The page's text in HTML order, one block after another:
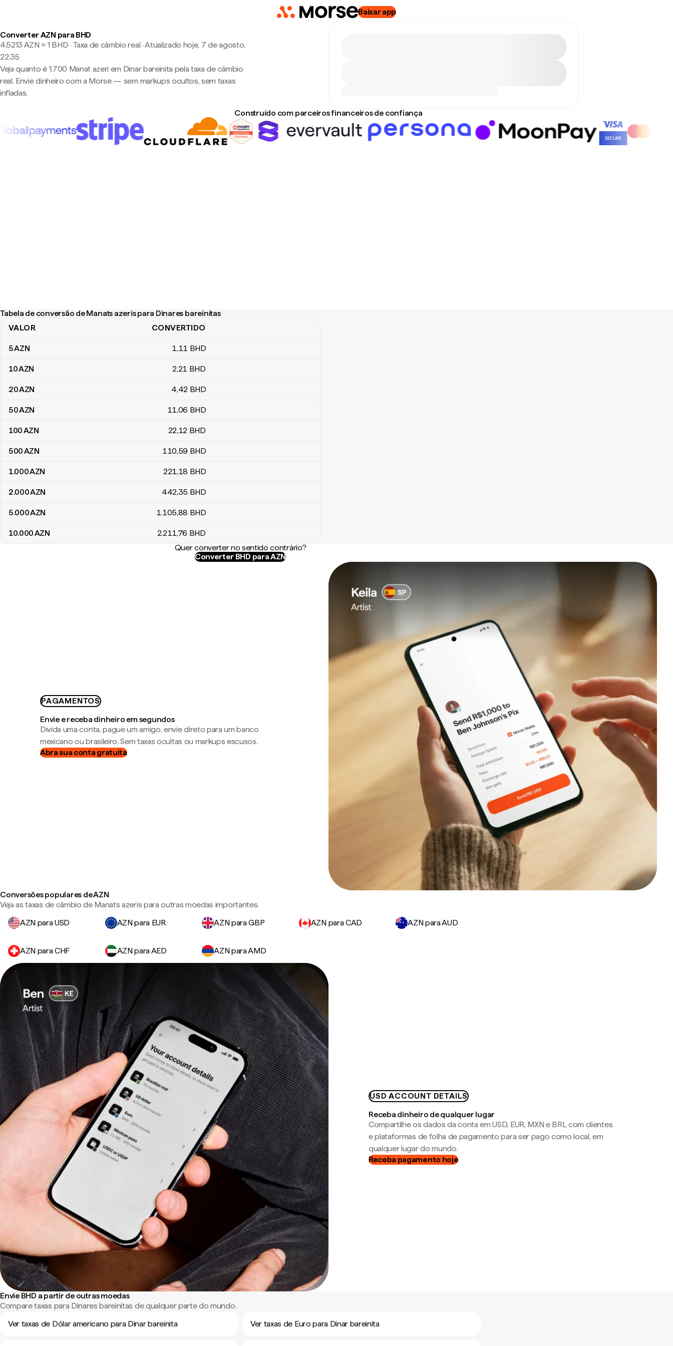
Baixar app
Converter AZN para BHD
4,5213 AZN ≈ 1 BHD · Taxa de câmbio real ·Atualizado hoje, 7 de agosto,
22:35
Veja quanto é 1.700 Manat azeri em Dinar bareinita pela taxa de câmbio
real. Envie dinheiro com a Morse — sem markups ocultos, sem taxas
infladas.
Construído com parceiros financeiros de confiança
Tabela de conversão de Manats azeris para Dinares bareinitas
Tabela de conversão de Manats azeris para Dinares bareinitas
VALOR CONVERTIDO
5AZN 1,11 BHD
10AZN 2,21 BHD
20AZN 4,42 BHD
50AZN 11,06 BHD
100AZN 22,12 BHD
500AZN 110,59 BHD
1.000AZN 221,18 BHD
2.000AZN 442,35 BHD
5.000AZN 1.105,88 BHD
10.000AZN 2.211,76 BHD
Quer converter no sentido contrário?
Converter BHD para AZN
PAGAMENTOS
Envie e receba dinheiro em segundos
Divida uma conta, pague um amigo, envie direto para um banco
mexicano ou brasileiro. Sem taxas ocultas ou markups escusos.
Abra sua conta gratuita
Conversões populares de AZN
Veja as taxas de câmbio de Manats azeris para outras moedas importantes.
AZN para USD
AZN para EUR AZN para GBP AZN para CAD AZN para AUD
AZN para CHF AZN para AED AZN para AMD
USD ACCOUNT DETAILS
Receba dinheiro de qualquer lugar
Compartilhe os dados da conta em USD, EUR, MXN e BRL com clientes
e plataformas de folha de pagamento para ser pago como local, em
qualquer lugar do mundo.
Receba pagamento hoje
Envie BHD a partir de outras moedas
Compare taxas para Dinares bareinitas de qualquer parte do mundo.
Ver taxas de Dólar americano para Dinar bareinita
Ver taxas de Euro para Dinar bareinita